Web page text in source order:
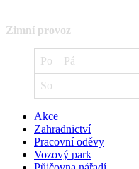
Zimní provoz
Po – Pá
So
Akce
Zahradnictví
Pracovní oděvy
Vozový park